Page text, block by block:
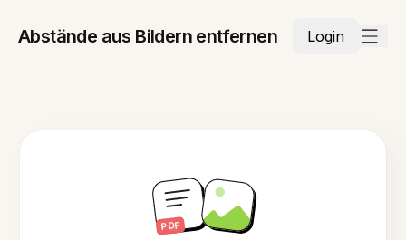
Abstände aus Bildern entfernen Login